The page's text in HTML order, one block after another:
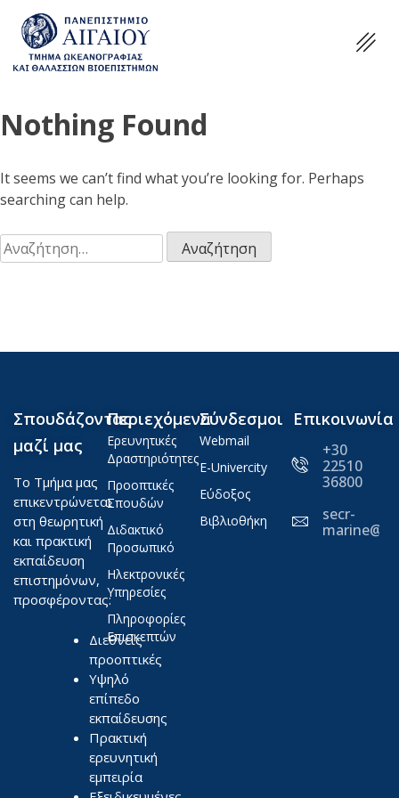
Nothing Found
It seems we can’t find what you’re looking for. Perhaps
searching can help.
Σπουδάζοντας
μαζί μας
Το Τμήμα μας
επικεντρώνεται
στη θεωρητική
και πρακτική
εκπαίδευση
επιστημόνων,
προσφέροντας:
Διεθνείς
προοπτικές
Υψηλό
επίπεδο
εκπαίδευσης
Πρακτική
ερευνητική
εμπειρία
Περιεχόμενα
Ερευνητικές
Δραστηριότητες
Προοπτικές
Σπουδών
Διδακτικό
Προσωπικό
Ηλεκτρονικές
Υπηρεσίες
Πληροφορίες
Επισκεπτών
Σύνδεσμοι
Webmail
E-Univercity
Εύδοξος
Βιβλιοθήκη
Επικοινωνία
+30
22510
36800
secr-